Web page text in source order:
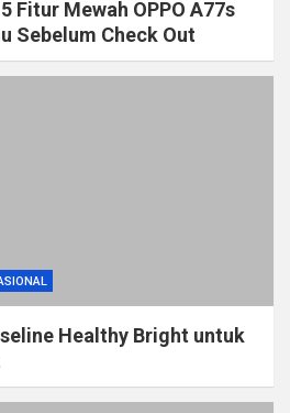
Fitur Mewah OPPO A77s
Sebelum Check Out
Healthy Bright untuk